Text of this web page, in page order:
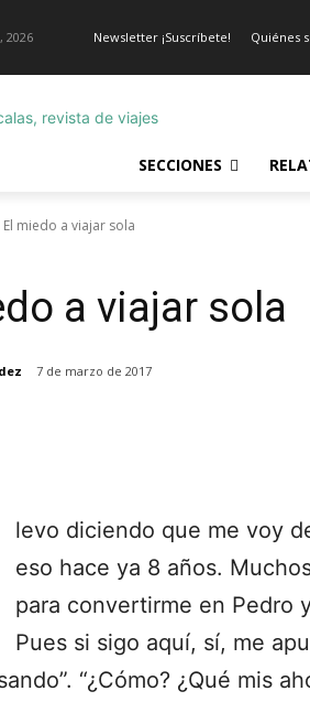
2026 Newsletter ¡Suscríbete! Quiénes
SECCIONES
El miedo a viajar sola
a viajar sola
7 de marzo de 2017
levo diciendo que me voy
eso hace ya 8 años.
para convertirme en Pedro
Pues si sigo aquí, sí, me
“¿Cómo? ¿Qué mis